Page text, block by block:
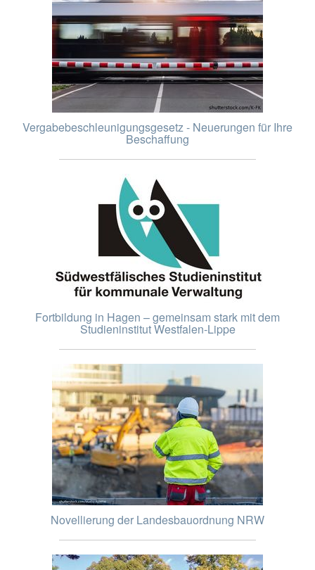
Vergabebeschleunigungsgesetz - Neuerungen für Ihre
Beschaffung
Fortbildung in Hagen – gemeinsam stark mit dem
Studieninstitut Westfalen-Lippe
Novellierung der Landesbauordnung NRW